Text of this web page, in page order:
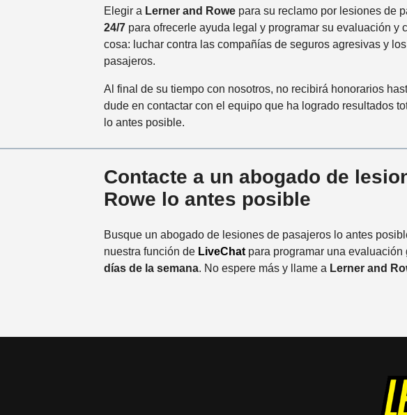
Elegir a Lerner and Rowepara su reclamo por lesiones de
24/7para ofrecerle ayuda legal y programar su evaluación y
cosa: luchar contra las compañías de seguros agresivas y
pasajeros.
Al final de su tiempo con nosotros, no recibirá honorarios
dude en contactar con el equipo que ha logrado resultados
lo antes posible.
Contacte a un abogado de
Rowe lo antes posible
Busque un abogado de lesiones de pasajeros lo antes
nuestra función de LiveChatpara programar una evaluación
días de la semana. No espere más y llame a Lerner and